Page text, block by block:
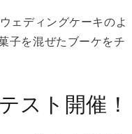
ェディングケーキのよ
子を混ぜたブーケをチ
スト開催！